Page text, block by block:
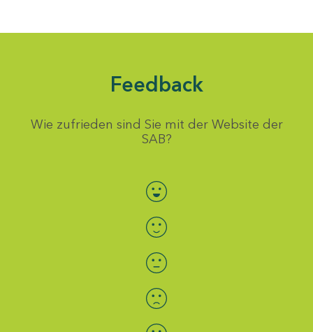
Feedback
Wie zufrieden sind Sie mit der Website der
SAB?
Bewertung auswählen